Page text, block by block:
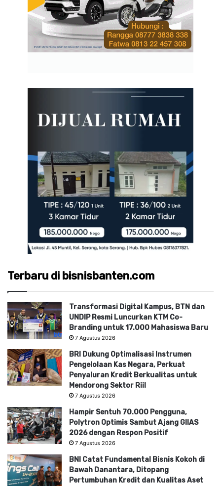
Terbaru di bisnisbanten.com
Transformasi Digital Kampus, BTN dan
UNDIP Resmi Luncurkan KTM Co-
Branding untuk 17.000 Mahasiswa Baru
7 Agustus 2026
BRI Dukung Optimalisasi Instrumen
Pengelolaan Kas Negara, Perkuat
Penyaluran Kredit Berkualitas untuk
Mendorong Sektor Riil
7 Agustus 2026
Hampir Sentuh 70.000 Pengguna,
Polytron Optimis Sambut Ajang GIIAS
2026 dengan Respon Positif
7 Agustus 2026
BNI Catat Fundamental Bisnis Kokoh di
Bawah Danantara, Ditopang
Pertumbuhan Kredit dan Kualitas Aset